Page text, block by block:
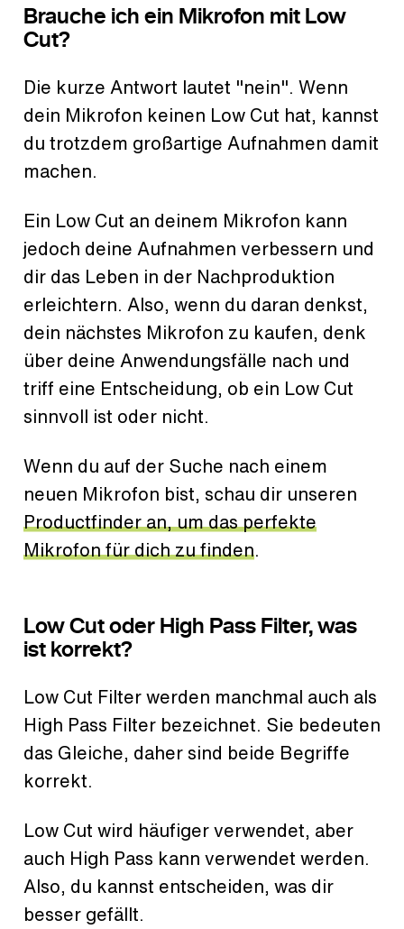
Brauche ich ein Mikrofon mit Low
Cut?
Die kurze Antwort lautet "nein". Wenn
dein Mikrofon keinen Low Cut hat, kannst
du trotzdem großartige Aufnahmen damit
machen.
Ein Low Cut an deinem Mikrofon kann
jedoch deine Aufnahmen verbessern und
dir das Leben in der Nachproduktion
erleichtern. Also, wenn du daran denkst,
dein nächstes Mikrofon zu kaufen, denk
über deine Anwendungsfälle nach und
triff eine Entscheidung, ob ein Low Cut
sinnvoll ist oder nicht.
Wenn du auf der Suche nach einem
neuen Mikrofon bist, schau dir unseren
Productfinder an, um das perfekte
Mikrofon für dich zu finden.
Low Cut oder High Pass Filter, was
ist korrekt?
Low Cut Filter werden manchmal auch als
High Pass Filter bezeichnet. Sie bedeuten
das Gleiche, daher sind beide Begriffe
korrekt.
Low Cut wird häufiger verwendet, aber
auch High Pass kann verwendet werden.
Also, du kannst entscheiden, was dir
besser gefällt.